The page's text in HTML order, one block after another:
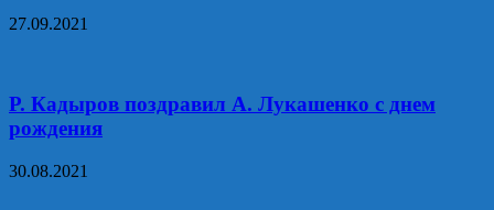
27.09.2021
Р. Кадыров поздравил А. Лукашенко с днем
рождения
30.08.2021